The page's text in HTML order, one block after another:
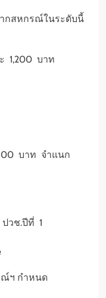
ากสหกรณ์ในระดับนี้
1,200 บาท
บาท จำแนก
วช.ปีที่ 1
ฯ กำหนด